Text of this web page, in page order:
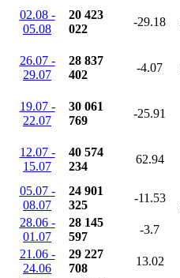
02.08 -
05.08
20 423
022
-29.18
26.07 -
29.07
28 837
402
-4.07
19.07 -
22.07
30 061
769
-25.91
12.07 -
15.07
40 574
234
62.94
05.07 -
08.07
24 901
325
-11.53
28.06 -
01.07
28 145
597
-3.7
21.06 -
24.06
29 227
708
13.02